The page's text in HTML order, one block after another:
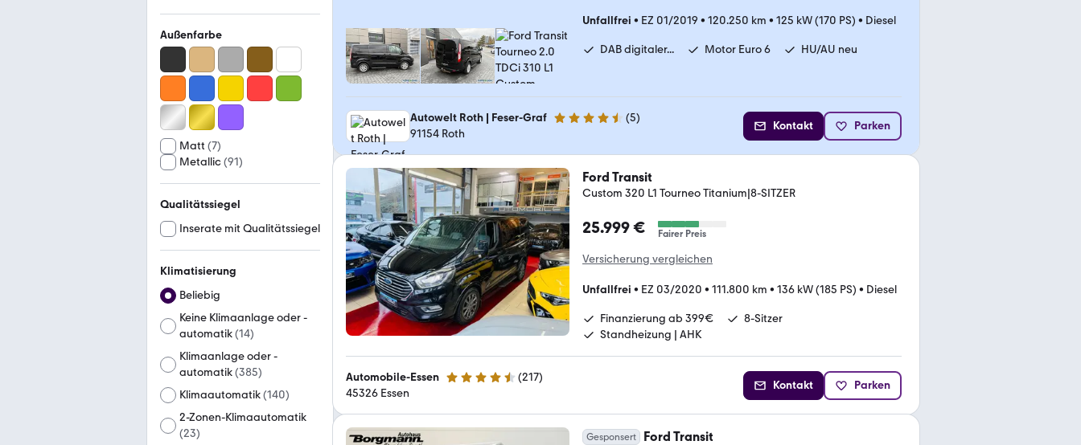
Außenfarbe
Matt (7)
Metallic(91)
Qualitätssiegel
Inserate mit Qualitätssiegel
Klimatisierung
Beliebig
Keine Klimaanlage oder -
automatik(14)
Klimaanlage oder -
automatik(385)
Klimaautomatik(140)
2-Zonen-Klimaautomatik
(23)
Unfallfrei • EZ 01/2019 • 120.250 km • 125 kW (170 PS) • Diesel
DAB digitaler... Motor Euro 6 HU/AU neu
Autowelt Roth | Feser-Graf 4.4 Sterne (5)
91154 Roth
Kontakt Parken
Ford Transit
Custom 320 L1 Tourneo Titanium|8-SITZER
25.999 € Fairer Preis
Versicherung vergleichen
Unfallfrei • EZ 03/2020 • 111.800 km • 136 kW (185 PS) • Diesel
Finanzierung ab 399€
8-Sitzer
Standheizung | AHK
Automobile-Essen 4.7 Sterne (217)
45326 Essen
Kontakt Parken
Gesponsert Ford Transit